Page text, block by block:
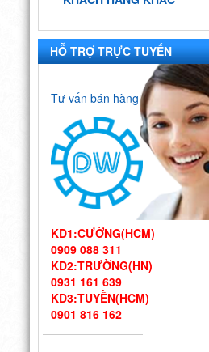
HỖ TRỢ TRỰC TUYẾN
Tư vấn bán hàng
KD1:CƯỜNG(HCM)
0909 088 311
KD2:TRƯỜNG(HN)
0931 161 639
KD3:TUYỀN(HCM)
0901 816 162